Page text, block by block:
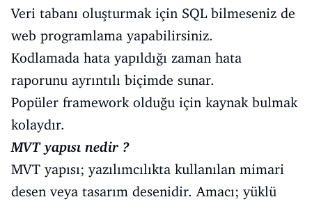
Veri tabanı oluşturmak için SQL bilmeseniz de
web programlama yapabilirsiniz.
Kodlamada hata yapıldığı zaman hata
raporunu ayrıntılı biçimde sunar.
Popüler framework olduğu için kaynak bulmak
kolaydır.
MVT yapısı nedir ?
MVT yapısı; yazılımcılıkta kullanılan mimari
desen veya tasarım desenidir. Amacı; yüklü